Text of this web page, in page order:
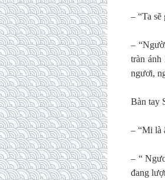
– “Ta sẽ
–
tràn ánh
ngươi,
Bàn tay
– “Mi là
– “
đang